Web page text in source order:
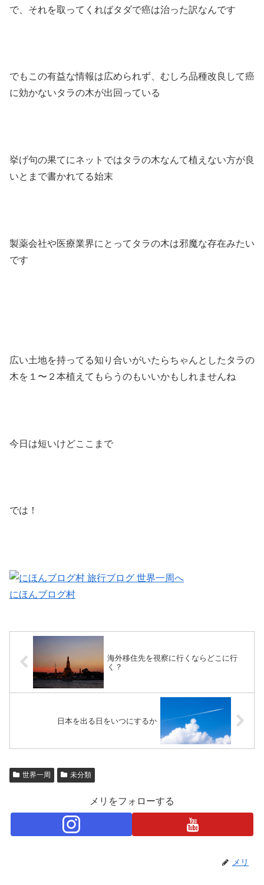
で、それを取ってくればタダで癌は治った訳なんです
でもこの有益な情報は広められず、むしろ品種改良して癌
に効かないタラの木が出回っている
挙げ句の果てにネットではタラの木なんて植えない方が良
いとまで書かれてる始末
製薬会社や医療業界にとってタラの木は邪魔な存在みたい
です
広い土地を持ってる知り合いがいたらちゃんとしたタラの
木を１〜２本植えてもらうのもいいかもしれませんね
今日は短いけどここまで
では！
にほんブログ村
海外移住先を視察に行くならどこに行
く？
日本を出る日をいつにするか
世界一周 未分類
メリをフォローする
メリ